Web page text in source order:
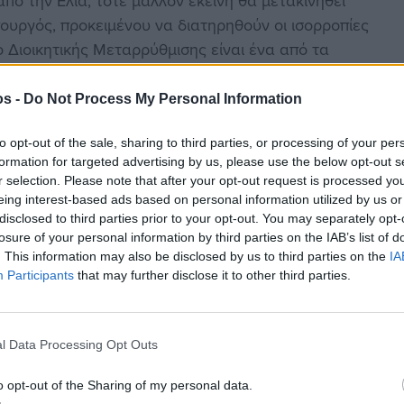
- Do Not Process My Personal Information
opt-out of the sale, sharing to third parties, or processing of your
for targeted advertising by us, please use the below opt-out
selection. Please note that after your opt-out request is processed
interest-based ads based on personal information utilized by us
to third parties prior to your opt-out. You may separately
of your personal information by third parties on the IAB’s list of
This information may also be disclosed by us to third parties on the
Participants that may further disclose it to other third parties.
Data Processing Opt Outs
opt-out of the Sharing of my personal data.
προκειμένου να διατηρηθούν οι ισορροπίες
Μεταρρύθμισης είναι ένα από τα
μην υπάρξουν καθόλου αλλαγές.
από το ΠΑΣΟΚ μεγάλες πιθανότητες έχουν να
Ντόλιος, Γιάννης Κουτσούκος και Κυριάκος
του Ηλία Μόσιαλου. Ο πρώην κυβερνητικός
πού έχουν πέσει στο τραπέζι και που
μεταρρυθμιστικής αριστεράς μέσα στην
Αθανάσιος Τσαυτάρης, καθώς και ο
του ΠΑΣΟΚ Παναγιώτης Ρήγας αναμένεται